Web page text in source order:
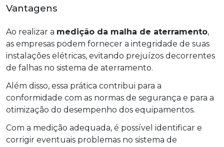
Vantagens
Ao realizar a medição da malha de aterramento,
as empresas podem fornecer a integridade de suas
instalações elétricas, evitando prejuízos decorrentes
de falhas no sistema de aterramento.
Além disso, essa prática contribui para a
conformidade com as normas de segurança e para a
otimização do desempenho dos equipamentos.
Com a medição adequada, é possível identificar e
corrigir eventuais problemas no sistema de